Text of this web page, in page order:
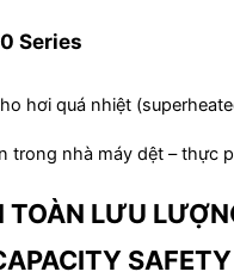
Series
hơi quá nhiệt
trong nhà máy dệt – thực
TOÀN LƯU